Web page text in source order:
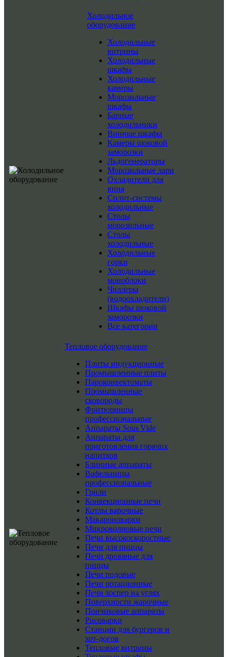
Холодильное
оборудование
Холодильные
витрины
Холодильные
шкафы
Холодильные
камеры
Морозильные
шкафы
Барные
холодильники
Винные шкафы
Камеры шоковой
заморозки
Льдогенераторы
Морозильные лари
Охладители для
вина
Сплит-системы
холодильные
Столы
морозильные
Столы
холодильные
Холодильные
горки
Холодильные
моноблоки
Чиллеры
(водоохладители)
Шкафы шоковой
заморозки
Все категории
Тепловое оборудование
Плиты индукционные
Промышленные плиты
Пароконвектоматы
Промышленные
сковороды
Фритюрницы
профессиональные
Аппараты Sous Vide
Аппараты для
приготовления горячих
напитков
Блинные аппараты
Вафельницы
профессиональные
Грили
Конвекционные печи
Котлы варочные
Макароноварки
Микроволновые печи
Печи высокоскоростные
Печи для пиццы
Печи дровяные для
пиццы
Печи подовые
Печи ротационные
Печи хоспер на углях
Поверхности жарочные
Пончиковые аппараты
Рисоварки
Станции для бургеров и
хот-догов
Тепловые витрины